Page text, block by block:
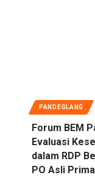
PANDEGLANG
Forum BEM
Evaluasi
dalam RDP
PO Asli Prima